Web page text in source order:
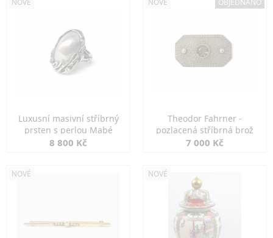
NOVÉ
Luxusní masivní stříbrný
prsten s perlou Mabé
8 800 Kč
NOVÉ OBJEDNÁNO
Theodor Fahrner -
pozlacená stříbrná brož
7 000 Kč
NOVÉ NOVÉ